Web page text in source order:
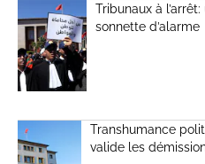
Tribunaux à
sonnette d’alarme
Transhumance
valide les